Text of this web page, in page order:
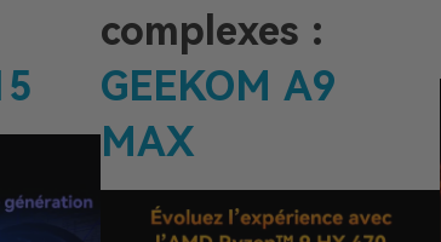
complexes :
GEEKOM A9
MAX